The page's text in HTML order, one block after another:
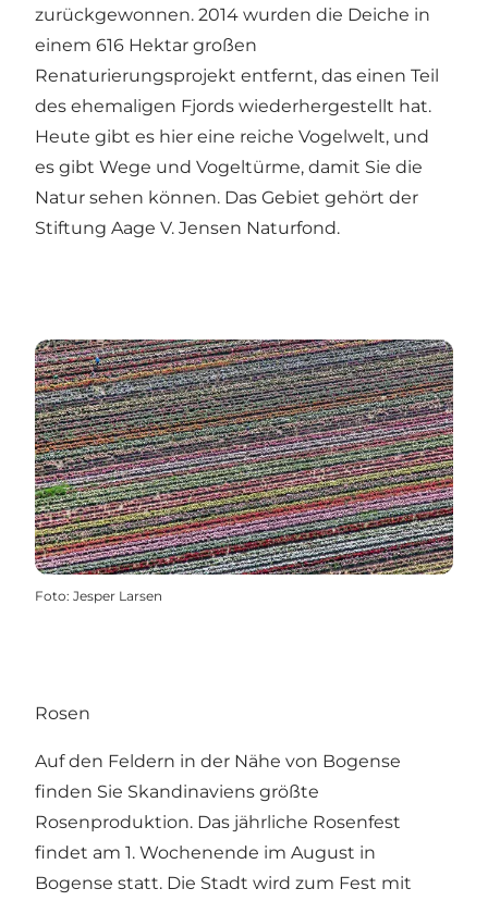
zurückgewonnen. 2014 wurden die Deiche in
einem 616 Hektar großen
Renaturierungsprojekt entfernt, das einen Teil
des ehemaligen Fjords wiederhergestellt hat.
Heute gibt es hier eine reiche Vogelwelt, und
es gibt Wege und Vogeltürme, damit Sie die
Natur sehen können. Das Gebiet gehört der
Stiftung Aage V. Jensen Naturfond.
Foto: Jesper Larsen
Rosen
Auf den Feldern in der Nähe von Bogense
finden Sie Skandinaviens größte
Rosenproduktion. Das jährliche Rosenfest
findet am 1. Wochenende im August in
Bogense statt. Die Stadt wird zum Fest mit